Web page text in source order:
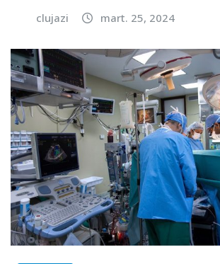
clujazi mart. 25, 2024